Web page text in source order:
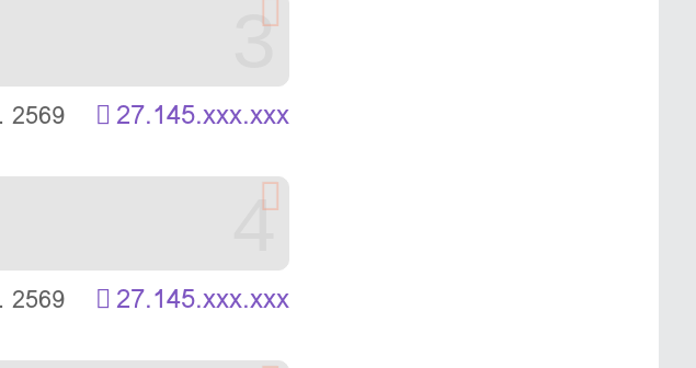
3
2569 27.145.xxx.xxx
4
2569 27.145.xxx.xxx